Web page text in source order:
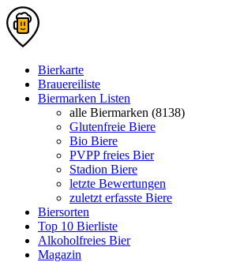
Bierkarte
Brauereiliste
Biermarken Listen
alle Biermarken (8138)
Glutenfreie Biere
Bio Biere
PVPP freies Bier
Stadion Biere
letzte Bewertungen
zuletzt erfasste Biere
Biersorten
Top 10 Bierliste
Alkoholfreies Bier
Magazin